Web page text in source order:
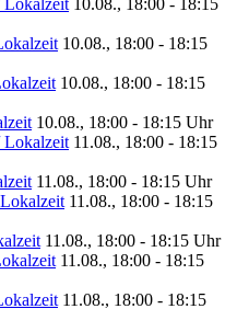
10.08., 18:00 - 18:15
10.08., 18:00 - 18:15
10.08., 18:00 - 18:15 Uhr
11.08., 18:00 - 18:15
11.08., 18:00 - 18:15 Uhr
11.08., 18:00 - 18:15
11.08., 18:00 - 18:15 Uhr
11.08., 18:00 - 18:15
11.08., 18:00 - 18:15